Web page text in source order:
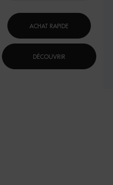
ACHAT RAPIDE
DÉCOUVRIR